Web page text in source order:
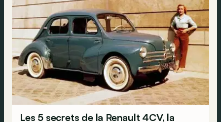
Les 5 secrets de la Renault 4CV, la